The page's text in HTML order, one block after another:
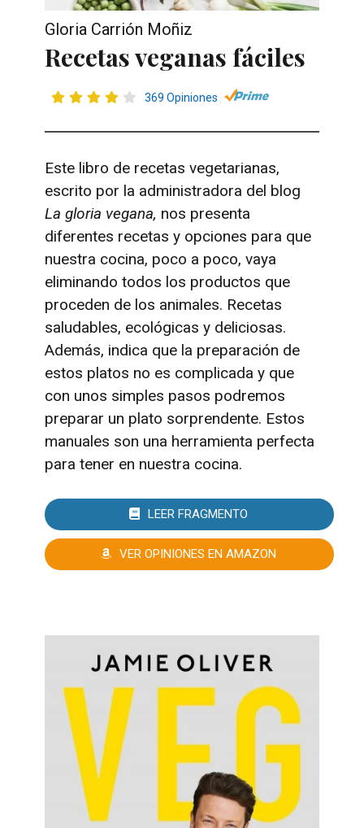
Gloria Carrión Moñiz
Recetas veganas fáciles
369 Opiniones
Este libro de recetas vegetarianas,
escrito por la administradora del blog
La gloria vegana, nos presenta
diferentes recetas y opciones para que
nuestra cocina, poco a poco, vaya
eliminando todos los productos que
proceden de los animales. Recetas
saludables, ecológicas y deliciosas.
Además, indica que la preparación de
estos platos no es complicada y que
con unos simples pasos podremos
preparar un plato sorprendente. Estos
manuales son una herramienta perfecta
para tener en nuestra cocina.
LEER FRAGMENTO
VER OPINIONES EN AMAZON